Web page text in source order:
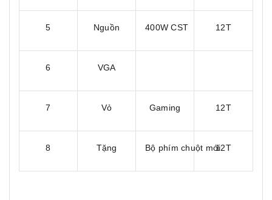
5 Nguồn 400W CST 12T
6 VGA
7 Vỏ Gaming 12T
8 Tặng Bộ phím chuột mới12T